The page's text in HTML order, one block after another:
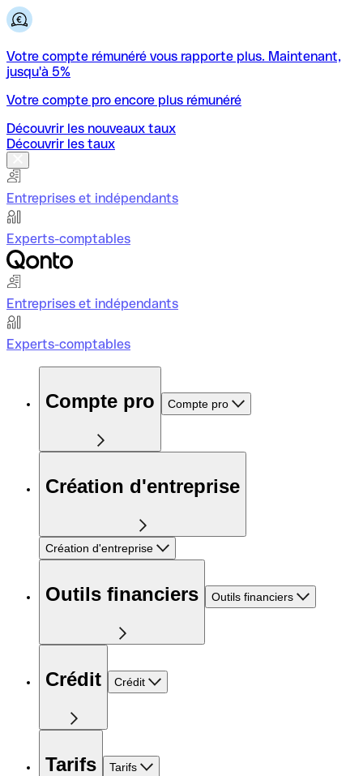
Votre compte rémunéré vous rapporte plus. Maintenant,
jusqu'à 5%
Votre compte pro encore plus rémunéré
Découvrir les nouveaux taux
Découvrir les taux
Entreprises et indépendants
Experts-comptables
Entreprises et indépendants
Experts-comptables
Compte pro Compte pro
Création d'entreprise
Création d'entreprise
Outils financiers Outils financiers
Crédit Crédit
Tarifs Tarifs